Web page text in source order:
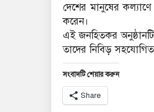
দেশের মানুষের
করেন।
​এই জনহিতকর অনুষ্ঠানটি
তাদের নিবিড়
সংবাদটি শেয়ার করুন
Share